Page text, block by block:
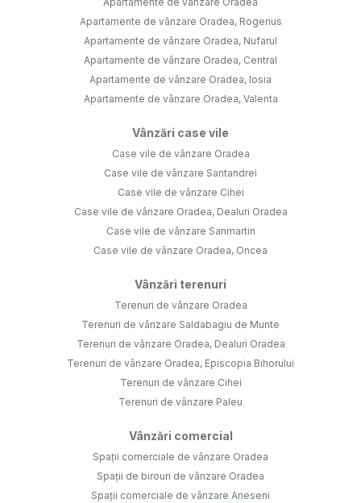
Apartamente de vânzare Oradea, Rogerius
Apartamente de vânzare Oradea, Nufarul
Apartamente de vânzare Oradea, Central
Apartamente de vânzare Oradea, Iosia
Apartamente de vânzare Oradea, Valenta
Vânzări case vile
Case vile de vânzare Oradea
Case vile de vânzare Santandrei
Case vile de vânzare Cihei
Case vile de vânzare Oradea, Dealuri Oradea
Case vile de vânzare Sanmartin
Case vile de vânzare Oradea, Oncea
Vânzări terenuri
Terenuri de vânzare Oradea
Terenuri de vânzare Saldabagiu de Munte
Terenuri de vânzare Oradea, Dealuri Oradea
Terenuri de vânzare Oradea, Episcopia Bihorului
Terenuri de vânzare Cihei
Terenuri de vânzare Paleu
Vânzări comercial
Spații comerciale de vânzare Oradea
Spații de birouri de vânzare Oradea
Spații comerciale de vânzare Arieseni